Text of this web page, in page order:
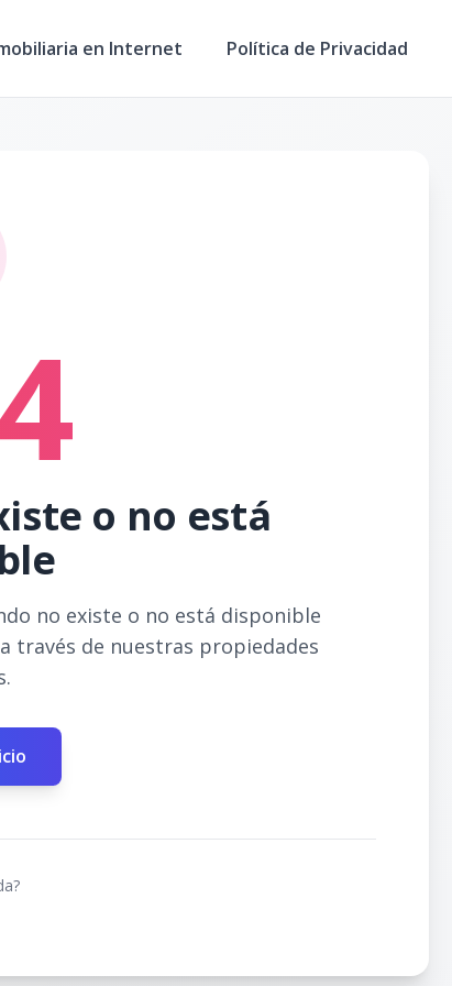
en Internet Política de Privacidad
o no está
no existe o no está disponible
través de nuestras propiedades